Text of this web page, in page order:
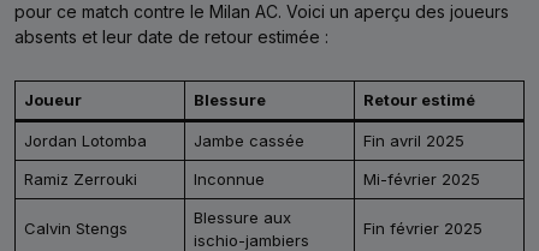
pour ce match contre le Milan AC. Voici un aperçu des joueurs
absents et leur date de retour estimée :
Joueur Blessure Retour estimé
Jordan Lotomba Jambe cassée
Fin avril 2025
Ramiz Zerrouki
Inconnue Mi-février 2025
Calvin Stengs
Blessure aux
ischio-jambiers
Fin février 2025